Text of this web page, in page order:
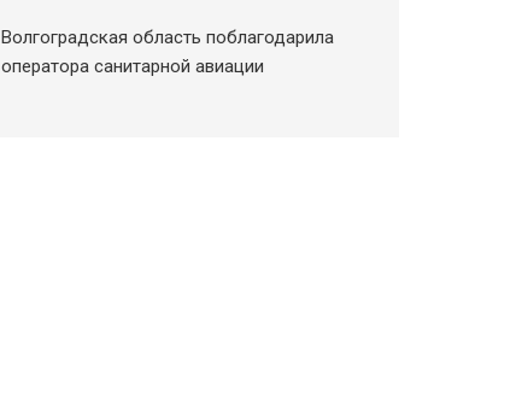
Волгоградская область поблагодарила
оператора санитарной авиации